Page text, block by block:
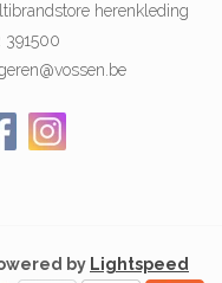
herenkleding
391500
by Lightspeed